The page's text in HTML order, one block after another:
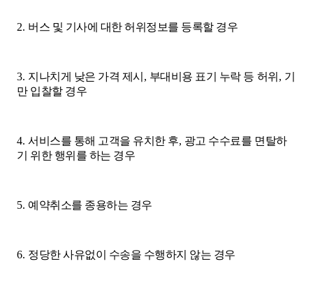
2. 버스 및 기사에 대한 허위정보를 등록할 경우
3. 지나치게 낮은 가격 제시 , 부대비용 표기 누락 등 허위 , 기
만 입찰할 경우
4. 서비스를 통해 고객을 유치한 후, 광고 수수료를 면탈하
기 위한 행위를 하는 경우
5. 예약취소를 종용하는 경우
6. 정당한 사유없이 수송을 수행하지 않는 경우